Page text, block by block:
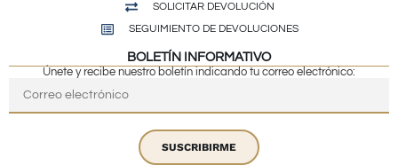
SOLICITAR DEVOLUCIÓN
SEGUIMIENTO DE DEVOLUCIONES
BOLETÍN INFORMATIVO
Únete y recibe nuestro boletín indicando tu correo electrónico:
SUSCRIBIRME